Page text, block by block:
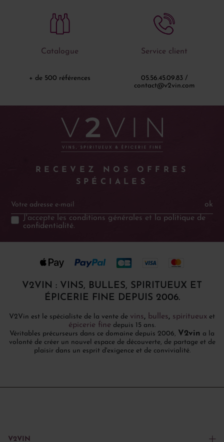
Catalogue
+ de 500 références
Service client
05.56.45.09.83 /
contact@v2vin.com
RECEVEZ NOS OFFRES
SPÉCIALES
ok
J'accepte les conditions générales et la politique de
confidentialité.
V2VIN : VINS, BULLES, SPIRITUEUX ET
ÉPICERIE FINE DEPUIS 2006.
V2Vin est le spécialiste de la vente de vins, bulles, spiritueux et
épicerie fine depuis 15 ans.
Véritables précurseurs dans ce domaine depuis 2006, V2vin a la
volonté de créer un nouvel espace de découverte, de partage et de
plaisir dans un esprit d'exigence et de convivialité.
V2VIN